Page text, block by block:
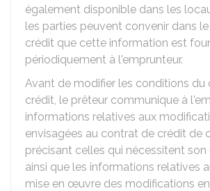
également disponible dans les
les parties peuvent convenir dans
crédit que cette information est
périodiquement à l'emprunteur.
Avant de modifier les conditions du
crédit, le prêteur communique à
informations relatives aux
envisagées au contrat de crédit de
précisant celles qui nécessitent
ainsi que les informations relatives
mise en œuvre des modifications